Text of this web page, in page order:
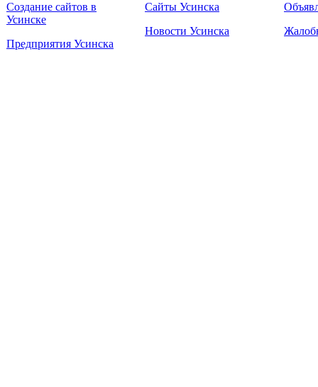
Создание сайтов в
Усинске
Предприятия Усинска
Сайты Усинска
Новости Усинска